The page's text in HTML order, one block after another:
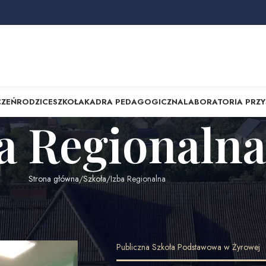
RODZICESZKOŁAKADRA PEDAGOGICZNALABORATORIA
Regionalna
Strona główna Szkoła Izba Regionalna
Publiczna Szkoła Podstawowa w Żyrowej